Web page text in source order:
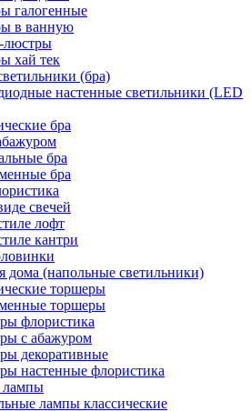
галогенные
в ванную
люстры
хай тек
(бра)
настенные светильники (LED
бра
бра
бра
свечей
лофт
кантри
дома (напольные светильники)
торшеры
торшеры
флористика
с абажуром
декоративные
настенные флористика
лампы
лампы классические